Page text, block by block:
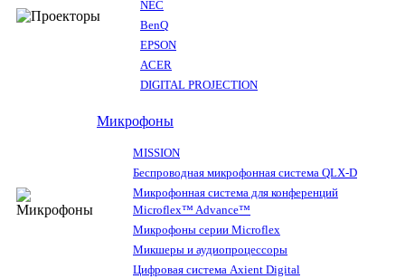
NEC
BenQ
EPSON
ACER
DIGITAL PROJECTION
Микрофоны
MISSION
Беспроводная микрофонная система QLX-D
Микрофонная система для конференций
Microflex™ Advance™
Микрофоны серии Microflex
Микшеры и аудиопроцессоры
Цифровая система Axient Digital